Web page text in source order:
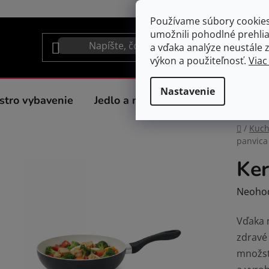
Používame súbory
umožnili pohodlné
a vďaka analýze neustále
výkon a použiteľnosť.
Nastavenie
vybavenie Jedlo a nápoje Spotrebiče do
Domov
/
je
0,0
Vďaka